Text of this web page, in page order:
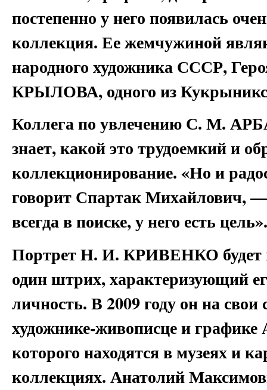
постепенно у него появилась
коллекция. Ее жемчужиной
народного художника СССР,
КРЫЛОВА, одного из
Коллега по увлечению С. М.
знает, какой это трудоемкий и
коллекционирование. «Но и
говорит Спартак Михайлович, —
всегда в поиске, у него есть цель».
Портрет Н. И. КРИВЕНКО будет
один штрих, характеризующий
личность. В 2009 году он на свои
художнике-живописце и
которого находятся в музеях и
коллекциях. Анатолий